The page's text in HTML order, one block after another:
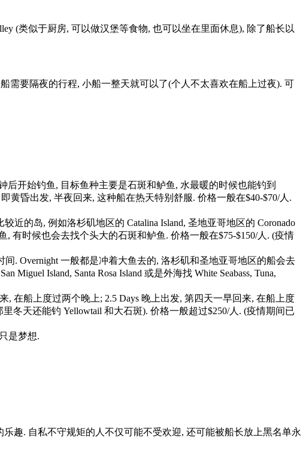
(类似于厨房, 可以做汉堡等食物, 也可以坐在里面休息), 除了船长以
需要隔夜的行程, 小船一整天就可以了(个人不太喜欢在船上过夜). 可
后开始钓鱼, 目标鱼种主要是石斑和鲈鱼, 水最暖的时候也能钓到
黄昏出发, 半夜回来, 这种船在热天特别舒服. 价格一般在$40-$70/人.
近的岛, 例如洛杉矶地区的 Catalina Island, 圣地亚哥地区的 Coronado
, 有时候也会去找个头大的石斑和鲈鱼. 价格一般在$75-$150/人. (疫情
. Overnight 一般都是冲着大鱼去的, 洛杉矶和圣地亚哥地区的船会去
Miguel Island, Santa Rosa Island 或是外海找 White Seabass, Tuna,
, 在船上度过两个晚上; 2.5 Days 晚上出发, 第四天一早回来, 在船上度
冬天还能钓 Yellowtail 和大石斑). 价格一般超过$250/人. (疫情期间已
是梦想.
趣. 自私不守规矩的人不仅可能不受欢迎, 还可能被船长放上黑名单永